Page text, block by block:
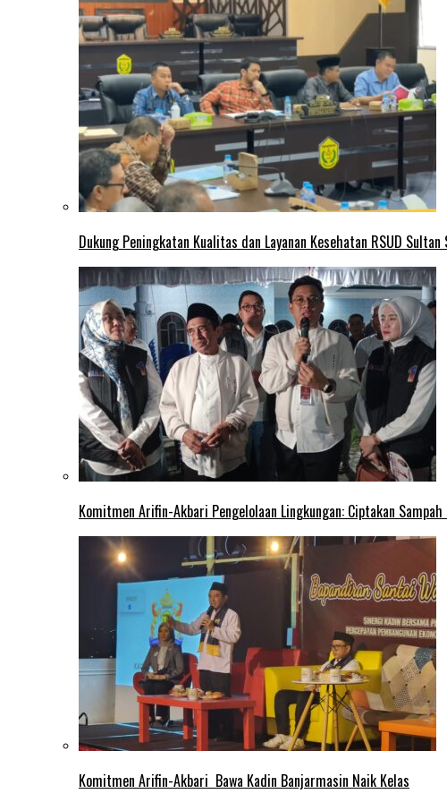
Dukung Peningkatan Kualitas dan Layanan Kesehatan RSUD Sultan
Komitmen Arifin-Akbari Pengelolaan Lingkungan: Ciptakan
Komitmen Arifin-Akbari Bawa Kadin Banjarmasin Naik Kelas